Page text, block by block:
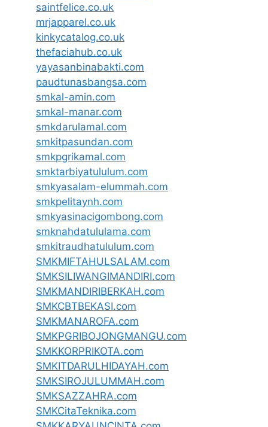
saintfelice.co.uk
mrjapparel.co.uk
kinkycatalog.co.uk
thefaciahub.co.uk
yayasanbinabakti.com
paudtunasbangsa.com
smkal-amin.com
smkal-manar.com
smkdarulamal.com
smkitpasundan.com
smkpgrikamal.com
smktarbiyatululum.com
smkyasalam-elummah.com
smkpelitaynh.com
smkyasinacigombong.com
smknahdatululama.com
smkitraudhatululum.com
SMKMIFTAHULSALAM.com
SMKSILIWANGIMANDIRI.com
SMKMANDIRIBERKAH.com
SMKCBTBEKASI.com
SMKMANAROFA.com
SMKPGRIBOJONGMANGU.com
SMKKORPRIKOTA.com
SMKITDARULHIDAYAH.com
SMKSIROJULUMMAH.com
SMKSAZZAHRA.com
SMKCitaTeknika.com